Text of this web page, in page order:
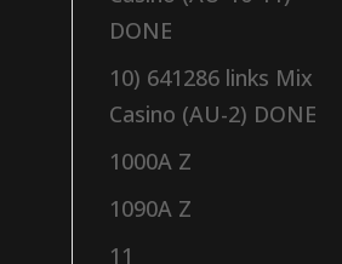
DONE
10) 641286 links Mix
Casino (AU-2) DONE
1000A Z
1090A Z
11